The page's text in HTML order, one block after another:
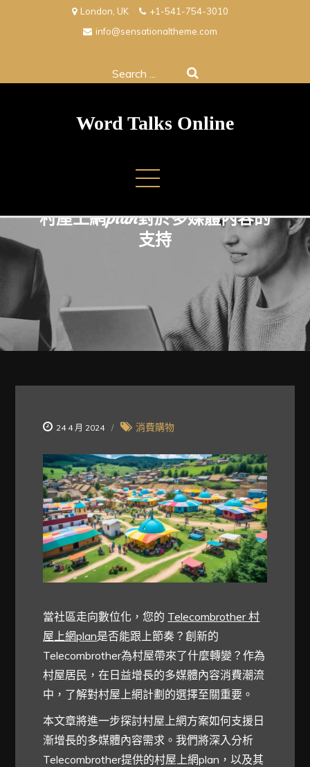
London, UK
+1-541-754-3010
info@sensationaltheme.com
Search
Word Talks Online
村屋上網plan對於多媒體內容的
支持
24 4 月 2024 消費購物
當社區走向數位化，您的 Telecombrother 村
屋上網plan是否能跟上節奏？創新的
Telecombrother為村屋帶來了什麼轉變？作為
村屋居民，在日益增長的多媒體內容消費潮流
中，了解對村屋上網計劃的選擇至關重要。
本文章將進一步探討村屋上網方案如何支援日
漸增長的多媒體內容需求。我們將深入分析
Telecombrother提供的村屋上網plan，以及其